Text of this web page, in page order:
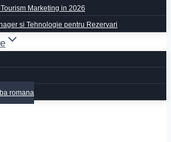
Marketing in 2026
si Tehnologie pentru Rezervari
romana